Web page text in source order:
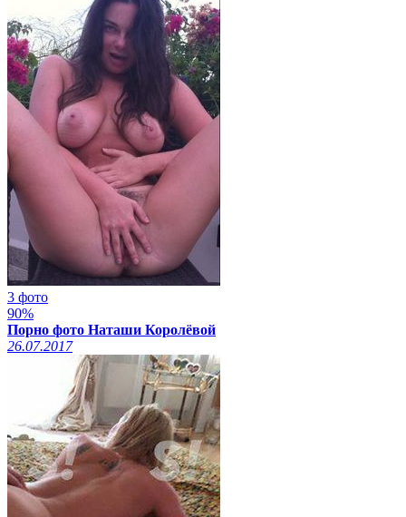
3 фото
90%
Порно фото Наташи Королёвой
26.07.2017